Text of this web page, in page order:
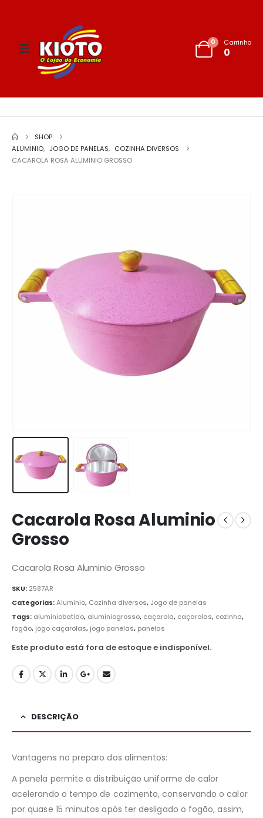
0 Carrinho
0
SHOP
ALUMINIO, JOGO DE PANELAS, COZINHA DIVERSOS
CACAROLA ROSA ALUMINIO GROSSO
Cacarola Rosa Aluminio
Grosso
Cacarola Rosa Aluminio Grosso
SKU: 2587AR
Categorias:Aluminio, Cozinha diversos,Jogo de panelas
Tags: aluminiobatido, aluminiogrosso, caçarola, caçarolas, cozinha,
fogão, jogo caçarolas, jogo panelas, panelas
Este produto está fora de estoque e indisponível.
DESCRIÇÃO
Vantagens no preparo dos alimentos:
A panela permite a distribuição uniforme de calor
acelerando o tempo de cozimento, conservando o calor
por quase 15 minutos após ter desligado o fogão, assim,